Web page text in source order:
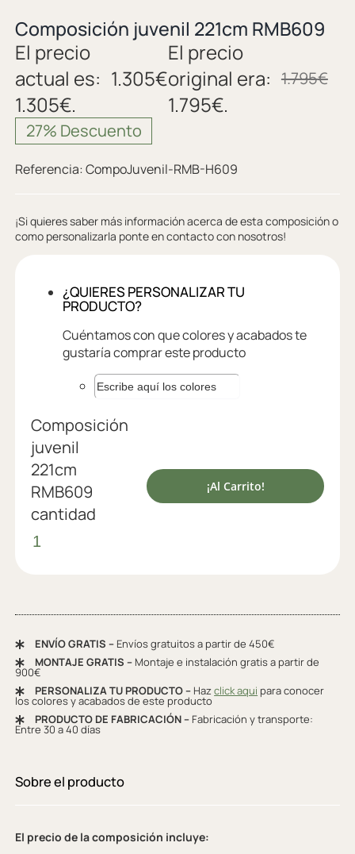
Composición juvenil 221cm RMB609
1.795€
El precio
original era:
1.795€.
1.305€
El precio
actual es:
1.305€.
27% Descuento
Referencia:CompoJuvenil-RMB-H609
¡Si quieres saber más información acerca de esta composición o
como personalizarla ponte en contacto con nosotros!
¿QUIERES PERSONALIZAR TU
PRODUCTO?
Cuéntamos con que colores y acabados te
gustaría comprar este producto
Composición
juvenil
221cm
RMB609
cantidad
¡Al Carrito!
ENVÍO GRATIS – Envíos gratuitos a partir de 450€
MONTAJE GRATIS – Montaje e instalación gratis a partir de
900€
PERSONALIZA TU PRODUCTO – Hazclick aqui para conocer
los colores y acabados de este producto
PRODUCTO DE FABRICACIÓN – Fabricación y transporte:
Entre 30 a 40 días
Sobre el producto
El precio de la composición incluye: